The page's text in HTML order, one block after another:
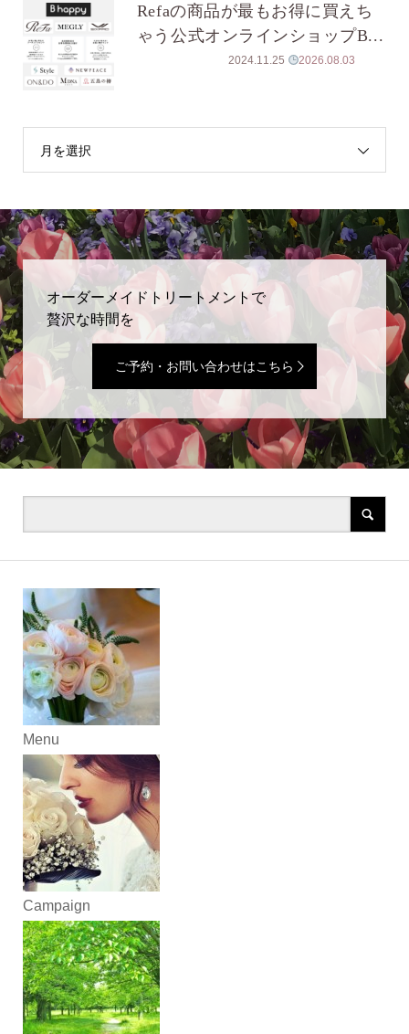
Refaの商品が最もお得に買えち
ゃう公式オンラインショップB...
2024.11.25 2026.08.03
月を選択
オーダーメイドトリートメントで
贅沢な時間を
ご予約・お問い合わせはこちら
Menu
Campaign